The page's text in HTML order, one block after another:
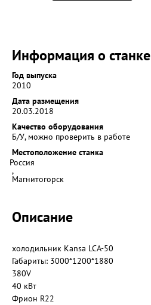
Информация о станке
Год выпуска
2010
Дата размещения
20.03.2018
Качество оборудования
Б/У, можно проверить в работе
Местоположение станка
Россия
,
Магнитогорск
Описание
холодильник Kansa LCA-50
Габариты: 3000*1200*1880
380V
40 кВт
Фрион R22